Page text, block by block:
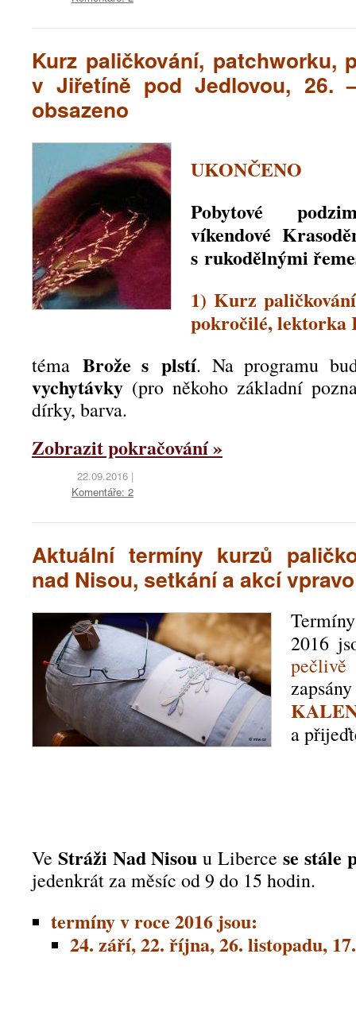
Kurz paličkování, patchworku,
v Jiřetíně pod Jedlovou, 26.
obsazeno
UKONČENO
Pobytové
víkendové
s rukodělnými
1) Kurz
pokročilé, lektorka
téma Brože s plstí. Na programu
vychytávky (pro někoho základní
dírky, barva.
Zobrazit pokračování »
22.09.2016 |
Komentáře: 2
Aktuální termíny kurzů
nad Nisou, setkání a akcí
2016
a
Ve Stráži Nad Nisou u Liberce se stále
jedenkrát za měsíc od 9 do 15 hodin.
termíny v roce 2016 jsou:
24. září, 22. října, 26. listopadu,